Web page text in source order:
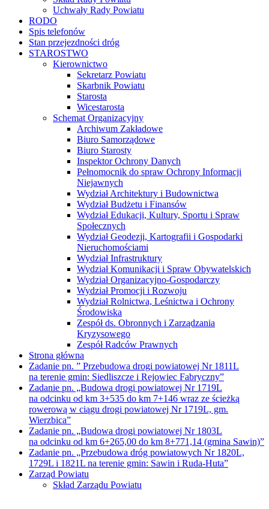
Uchwały Rady Powiatu
RODO
Spis telefonów
Stan przejezdności dróg
STAROSTWO
Kierownictwo
Sekretarz Powiatu
Skarbnik Powiatu
Starosta
Wicestarosta
Schemat Organizacyjny
Archiwum Zakładowe
Biuro Samorządowe
Biuro Starosty
Inspektor Ochrony Danych
Pełnomocnik do spraw Ochrony Informacji
Niejawnych
Wydział Architektury i Budownictwa
Wydział Budżetu i Finansów
Wydział Edukacji, Kultury, Sportu i Spraw
Społecznych
Wydział Geodezji, Kartografii i Gospodarki
Nieruchomościami
Wydział Infrastruktury
Wydział Komunikacji i Spraw Obywatelskich
Wydział Organizacyjno-Gospodarczy
Wydział Promocji i Rozwoju
Wydział Rolnictwa, Leśnictwa i Ochrony
Środowiska
Zespół ds. Obronnych i Zarządzania
Kryzysowego
Zespół Radców Prawnych
Strona główna
Zadanie pn. ” Przebudowa drogi powiatowej Nr 1811L
na terenie gmin: Siedliszcze i Rejowiec Fabryczny”
Zadanie pn. „Budowa drogi powiatowej Nr 1719L
na odcinku od km 3+535 do km 7+146 wraz ze ścieżką
rowerową w ciągu drogi powiatowej Nr 1719L, gm.
Wierzbica”
Zadanie pn. „Budowa drogi powiatowej Nr 1803L
na odcinku od km 6+265,00 do km 8+771,14 (gmina Sawin)”
Zadanie pn. „Przebudowa dróg powiatowych Nr 1820L,
1729L i 1821L na terenie gmin: Sawin i Ruda-Huta”
Zarząd Powiatu
Skład Zarządu Powiatu